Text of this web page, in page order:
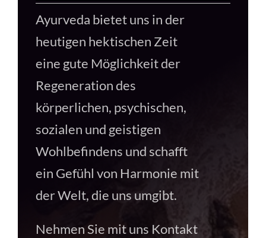
Ayurveda bietet uns in der
heutigen hektischen Zeit
eine gute Möglichkeit der
Regeneration des
körperlichen, psychischen,
sozialen und geistigen
Wohlbefindens und schafft
ein Gefühl von Harmonie mit
der Welt, die uns umgibt.
Nehmen Sie mit uns Kontakt